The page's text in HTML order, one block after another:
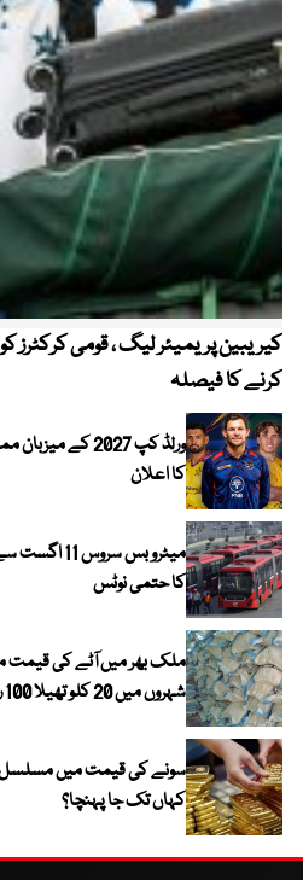
کرنے کا فیصلہ
ورلڈ کپ 2027 کے
کا اعلان
میٹرو بس
کا حتمی نوٹس
ملک بھر میں آٹے کی قیمت
شہروں میں 20 کلو تھیلا 100 روپے تک مہنگا
سونے کی قیمت میں مسلسل
کہاں تک جا پہنچا؟